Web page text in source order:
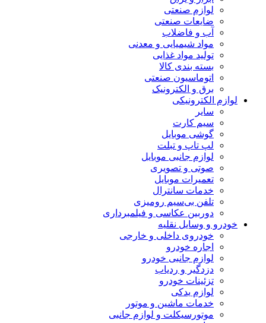
لوازم صنعتی
ضایعات صنعتی
آب و فاضلاب
مواد شیمیایی و معدنی
تولید مواد غذایی
بسته بندی کالا
اتوماسیون صنعتی
برق و الکترونیک
لوازم الکترونیکی
سایر
سیم کارت
گوشی موبایل
لپ تاپ و تبلت
لوازم جانبی موبایل
صوتی و تصویری
تعمیرات موبایل
خدمات سانترال
تلفن بی‌سیم رومیزی
دوربین عکاسی و فیلمبرداری
خودرو و وسایل نقلیه
خودروی داخلی و خارجی
اجاره خودرو
لوازم جانبی خودرو
دزدگیر و ردیاب
تزئینات خودرو
لوازم یدکی
خدمات ماشین و موتور
موتورسیکلت و لوازم جانبی